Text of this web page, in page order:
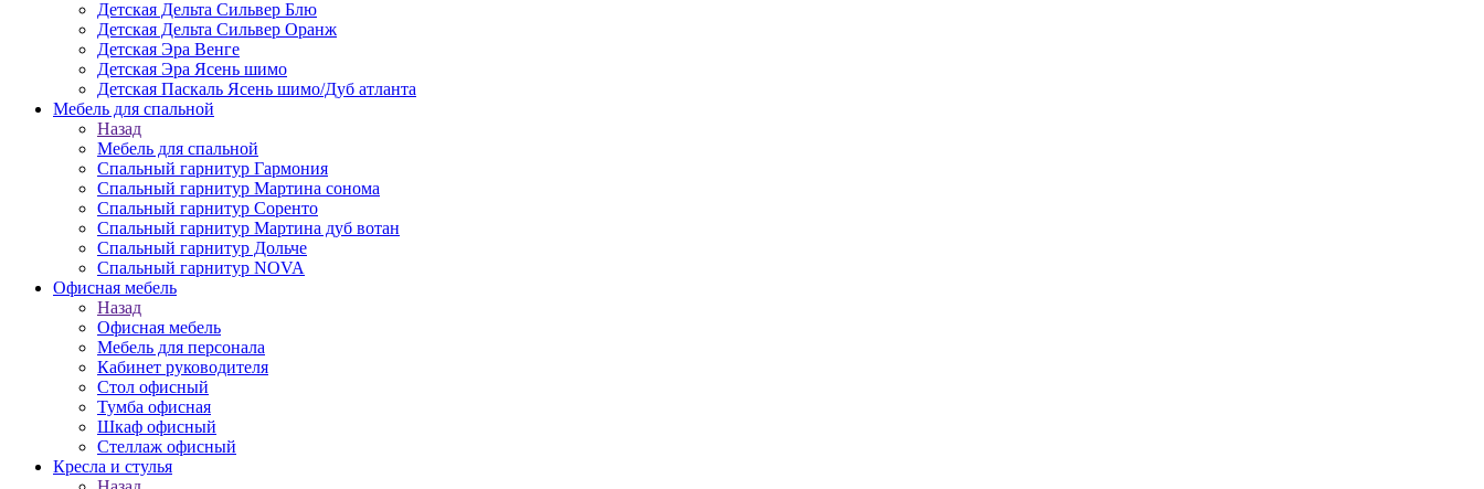
Детская Дельта Сильвер Блю
Детская Дельта Сильвер Оранж
Детская Эра Венге
Детская Эра Ясень шимо
Детская Паскаль Ясень шимо/Дуб атланта
Мебель для спальной
Назад
Мебель для спальной
Спальный гарнитур Гармония
Спальный гарнитур Мартина сонома
Спальный гарнитур Соренто
Спальный гарнитур Мартина дуб вотан
Спальный гарнитур Дольче
Спальный гарнитур NOVA
Офисная мебель
Назад
Офисная мебель
Мебель для персонала
Кабинет руководителя
Стол офисный
Тумба офисная
Шкаф офисный
Стеллаж офисный
Кресла и стулья